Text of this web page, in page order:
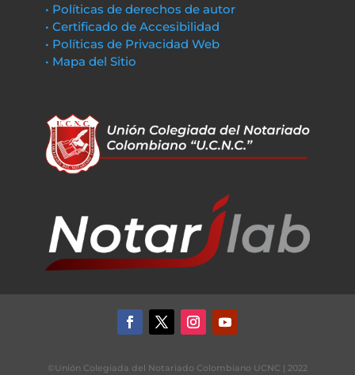
• Políticas de derechos de autor
• Certificado de Accesibilidad
• Políticas de Privacidad Web
• Mapa del Sitio
©Unión Colegiada del Notariado Colombiano UCNC | 2022